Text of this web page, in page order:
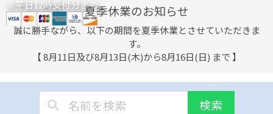
※平日12時受付分まで夏季休業のお知らせ
誠に勝手ながら、以下の期間を夏季休業とさせていただきま
す。
【 8月11日及び8月13日(木)から8月16日(日) まで 】
検索